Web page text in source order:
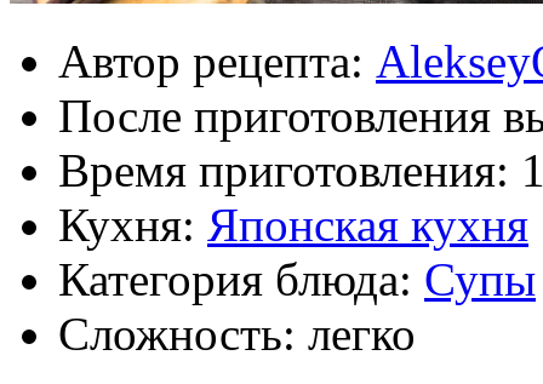
Автор рецепта:
После приготовления
Время приготовления:
Кухня: Японская кухня
Категория блюда: Супы
Сложность: легко